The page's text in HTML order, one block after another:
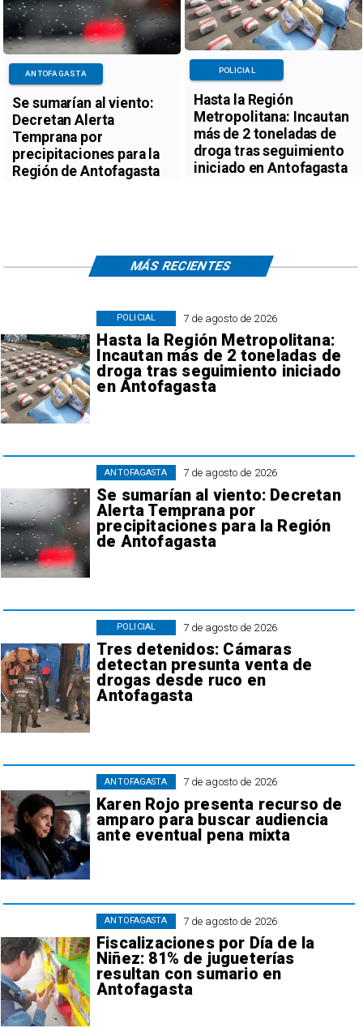
Se sumarían al viento:
Decretan Alerta
Temprana por
precipitaciones para la
Región de Antofagasta
ANTOFAGASTA
Hasta la Región
Metropolitana: Incautan
más de 2 toneladas de
droga tras seguimiento
iniciado en Antofagasta
POLICIAL
7 de agosto de 2026
Hasta la Región Metropolitana:
Incautan más de 2 toneladas de
droga tras seguimiento iniciado
en Antofagasta
POLICIAL
7 de agosto de 2026
Se sumarían al viento: Decretan
Alerta Temprana por
precipitaciones para la Región
de Antofagasta
ANTOFAGASTA
7 de agosto de 2026
Tres detenidos: Cámaras
detectan presunta venta de
drogas desde ruco en
Antofagasta
POLICIAL
7 de agosto de 2026
Karen Rojo presenta recurso de
amparo para buscar audiencia
ante eventual pena mixta
ANTOFAGASTA
7 de agosto de 2026
Fiscalizaciones por Día de la
Niñez: 81% de jugueterías
resultan con sumario en
Antofagasta
ANTOFAGASTA
MÁS RECIENTES